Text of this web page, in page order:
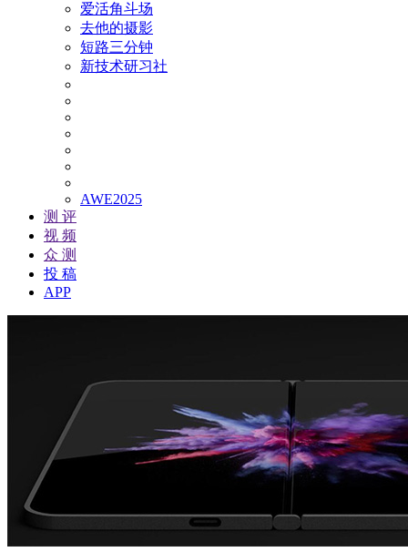
爱活角斗场
去他的摄影
短路三分钟
新技术研习社
AWE2025
测 评
视 频
众 测
投 稿
APP